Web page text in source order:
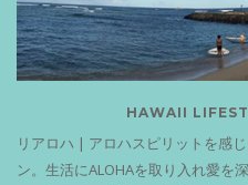
HAWAII
リアロハ | アロハスピリットを感
ン。生活にALOHAを取り入れ愛を